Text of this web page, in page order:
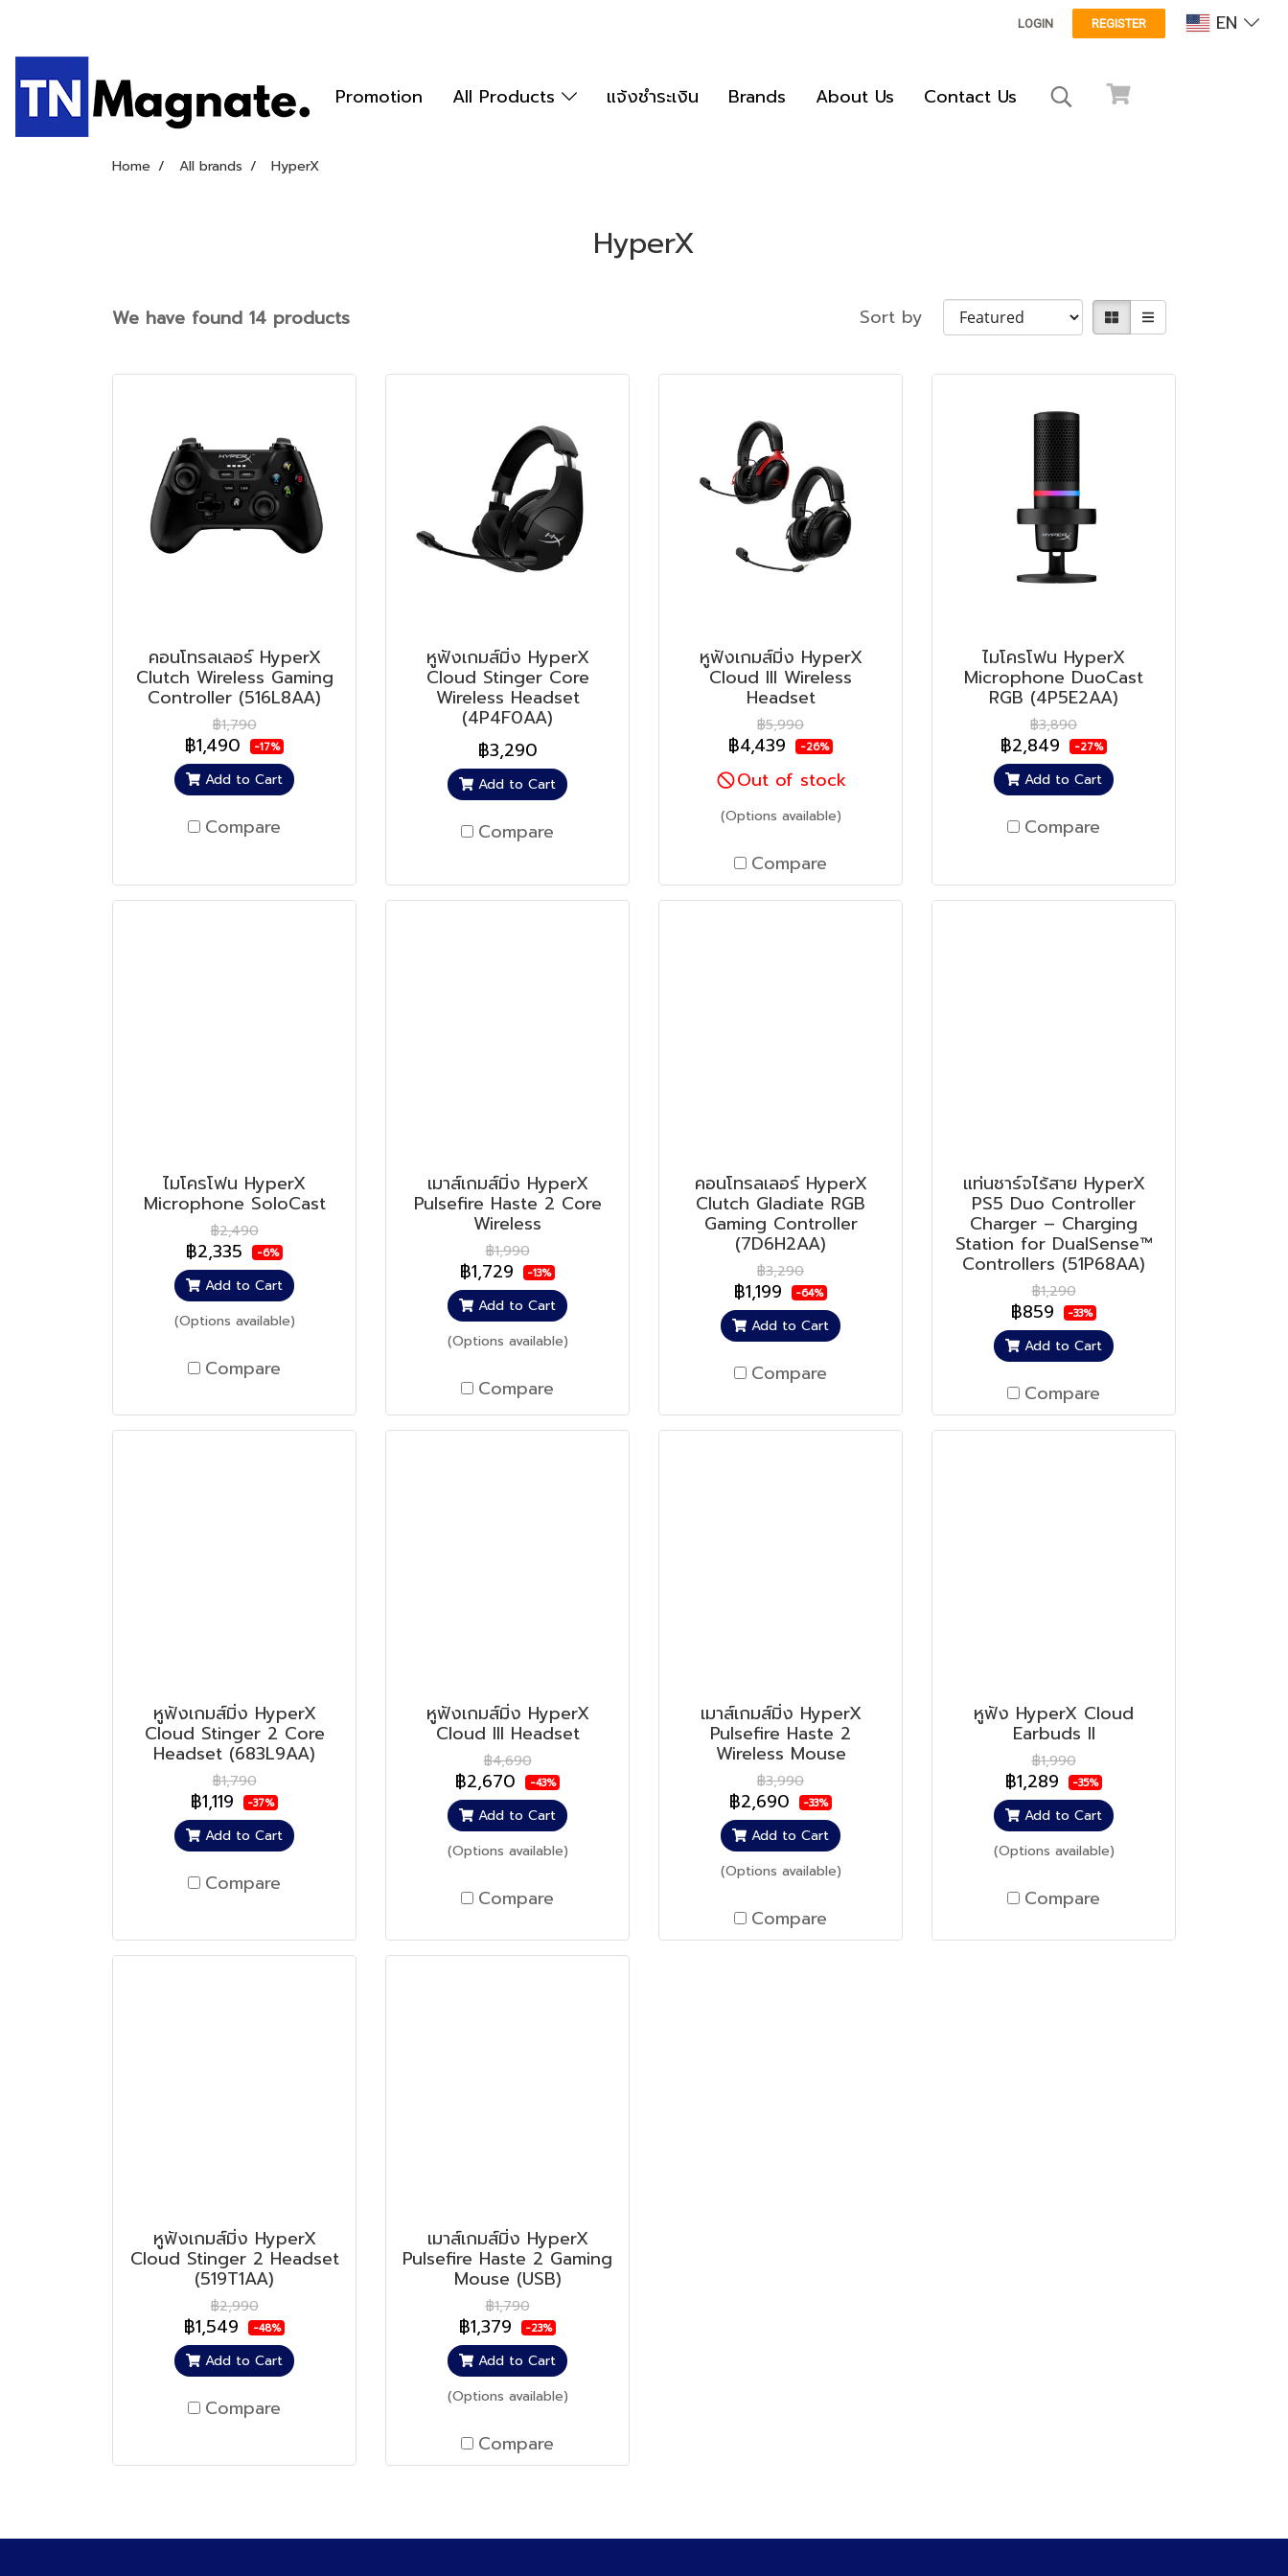
LOGIN REGISTER EN
Promotion All Products แจ้งชำระเงิน Brands About Us Contact Us
Home All brands HyperX
HyperX
We have found 14 products Sort by
คอนโทรลเลอร์ HyperX
Clutch Wireless Gaming
Controller (516L8AA)
฿1,790
฿1,490 -17%
Add to Cart
Compare
หูฟังเกมส์มิ่ง HyperX
Cloud Stinger Core
Wireless Headset
(4P4F0AA)
฿3,290
Add to Cart
Compare
หูฟังเกมส์มิ่ง HyperX
Cloud III Wireless
Headset
฿5,990
฿4,439 -26%
Out of stock
(Options available)
Compare
ไมโครโฟน HyperX
Microphone DuoCast
RGB (4P5E2AA)
฿3,890
฿2,849 -27%
Add to Cart
Compare
ไมโครโฟน HyperX
Microphone SoloCast
฿2,490
฿2,335 -6%
Add to Cart
(Options available)
Compare
เมาส์เกมส์มิ่ง HyperX
Pulsefire Haste 2 Core
Wireless
฿1,990
฿1,729 -13%
Add to Cart
(Options available)
Compare
คอนโทรลเลอร์ HyperX
Clutch Gladiate RGB
Gaming Controller
(7D6H2AA)
฿3,290
฿1,199 -64%
Add to Cart
Compare
แท่นชาร์จไร้สาย HyperX
PS5 Duo Controller
Charger – Charging
Station for DualSense™
Controllers (51P68AA)
฿1,290
฿859 -33%
Add to Cart
Compare
หูฟังเกมส์มิ่ง HyperX
Cloud Stinger 2 Core
Headset (683L9AA)
฿1,790
฿1,119 -37%
Add to Cart
Compare
หูฟังเกมส์มิ่ง HyperX
Cloud III Headset
฿4,690
฿2,670 -43%
Add to Cart
(Options available)
Compare
เมาส์เกมส์มิ่ง HyperX
Pulsefire Haste 2
Wireless Mouse
฿3,990
฿2,690 -33%
Add to Cart
(Options available)
Compare
หูฟัง HyperX Cloud
Earbuds II
฿1,990
฿1,289 -35%
Add to Cart
(Options available)
Compare
หูฟังเกมส์มิ่ง HyperX
Cloud Stinger 2 Headset
(519T1AA)
฿2,990
฿1,549 -48%
Add to Cart
Compare
เมาส์เกมส์มิ่ง HyperX
Pulsefire Haste 2 Gaming
Mouse (USB)
฿1,790
฿1,379 -23%
Add to Cart
(Options available)
Compare